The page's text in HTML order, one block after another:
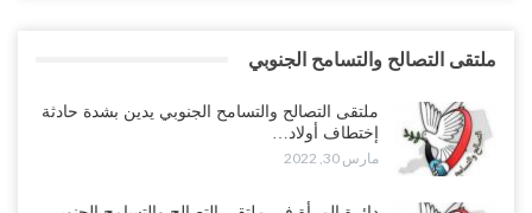
ملتقى التصالح والتسامح الجنوبي
ملتقى التصالح والتسامح الجنوبي يدين بشدة حادثة
إختطاف أولاد…
مارس 30, 2022